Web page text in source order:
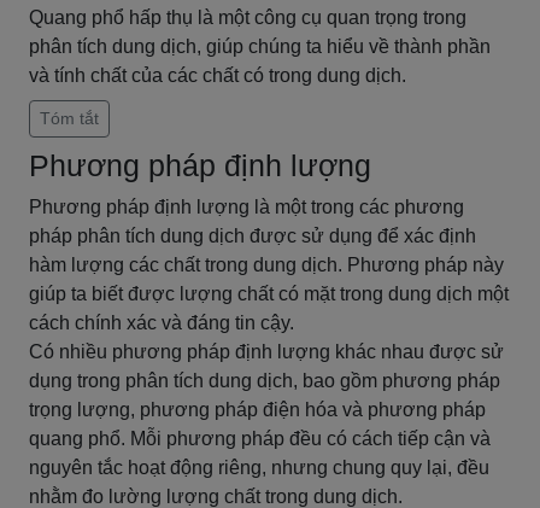
Quang phổ hấp thụ là một công cụ quan trọng trong
phân tích dung dịch, giúp chúng ta hiểu về thành phần
và tính chất của các chất có trong dung dịch.
Tóm tắt
Phương pháp định lượng
Phương pháp định lượng là một trong các phương
pháp phân tích dung dịch được sử dụng để xác định
hàm lượng các chất trong dung dịch. Phương pháp này
giúp ta biết được lượng chất có mặt trong dung dịch một
cách chính xác và đáng tin cậy.
Có nhiều phương pháp định lượng khác nhau được sử
dụng trong phân tích dung dịch, bao gồm phương pháp
trọng lượng, phương pháp điện hóa và phương pháp
quang phổ. Mỗi phương pháp đều có cách tiếp cận và
nguyên tắc hoạt động riêng, nhưng chung quy lại, đều
nhằm đo lường lượng chất trong dung dịch.